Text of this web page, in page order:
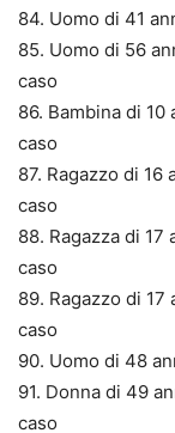
84. Uomo di 41
85. Uomo di 56
caso
86. Bambina di
caso
87. Ragazzo di
caso
88. Ragazza di
caso
89. Ragazzo di
caso
90. Uomo di 48
91. Donna di 49
caso